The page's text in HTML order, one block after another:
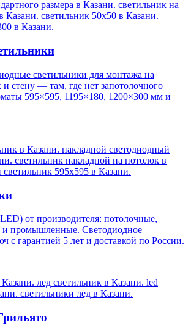
размера в Казани. светильник на
Казани. светильник 50х50 в Казани.
в Казани.
светильники для монтажа на
стену — там, где нет запотолочного
595×595, 1195×180, 1200×300 мм и
в Казани. накладной светодиодный
светильник накладной на потолок в
595х595 в Казани.
от производителя: потолочные,
промышленные. Светодиодное
с гарантией 5 лет и доставкой по России.
лед светильник в Казани. led
светильники лед в Казани.